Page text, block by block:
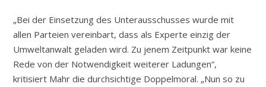
„Bei der Einsetzung des Unterausschusses wurde mit
allen Parteien vereinbart, dass als Experte einzig der
Umweltanwalt geladen wird. Zu jenem Zeitpunkt war keine
Rede von der Notwendigkeit weiterer Ladungen“,
kritisiert Mahr die durchsichtige Doppelmoral. „Nun so zu